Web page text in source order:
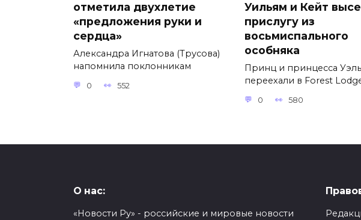
отметила двухлетие
«предложения руки и
сердца»
Александра Игнатова (Трусова)
напомнила поклонникам
0 552
Уильям и Кейт
прислугу из
восьмиспального
особняка
Принц и принцесса
переехали в Forest
0 580
О нас:
«Новости Ру» - российские и мировые новости